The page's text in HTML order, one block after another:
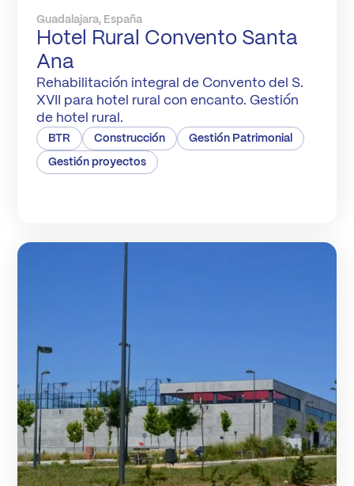
Guadalajara, España
Hotel Rural Convento Santa
Ana
Rehabilitación integral de Convento del S.
XVII para hotel rural con encanto. Gestión
de hotel rural.
BTR Construcción Gestión Patrimonial
Gestión proyectos